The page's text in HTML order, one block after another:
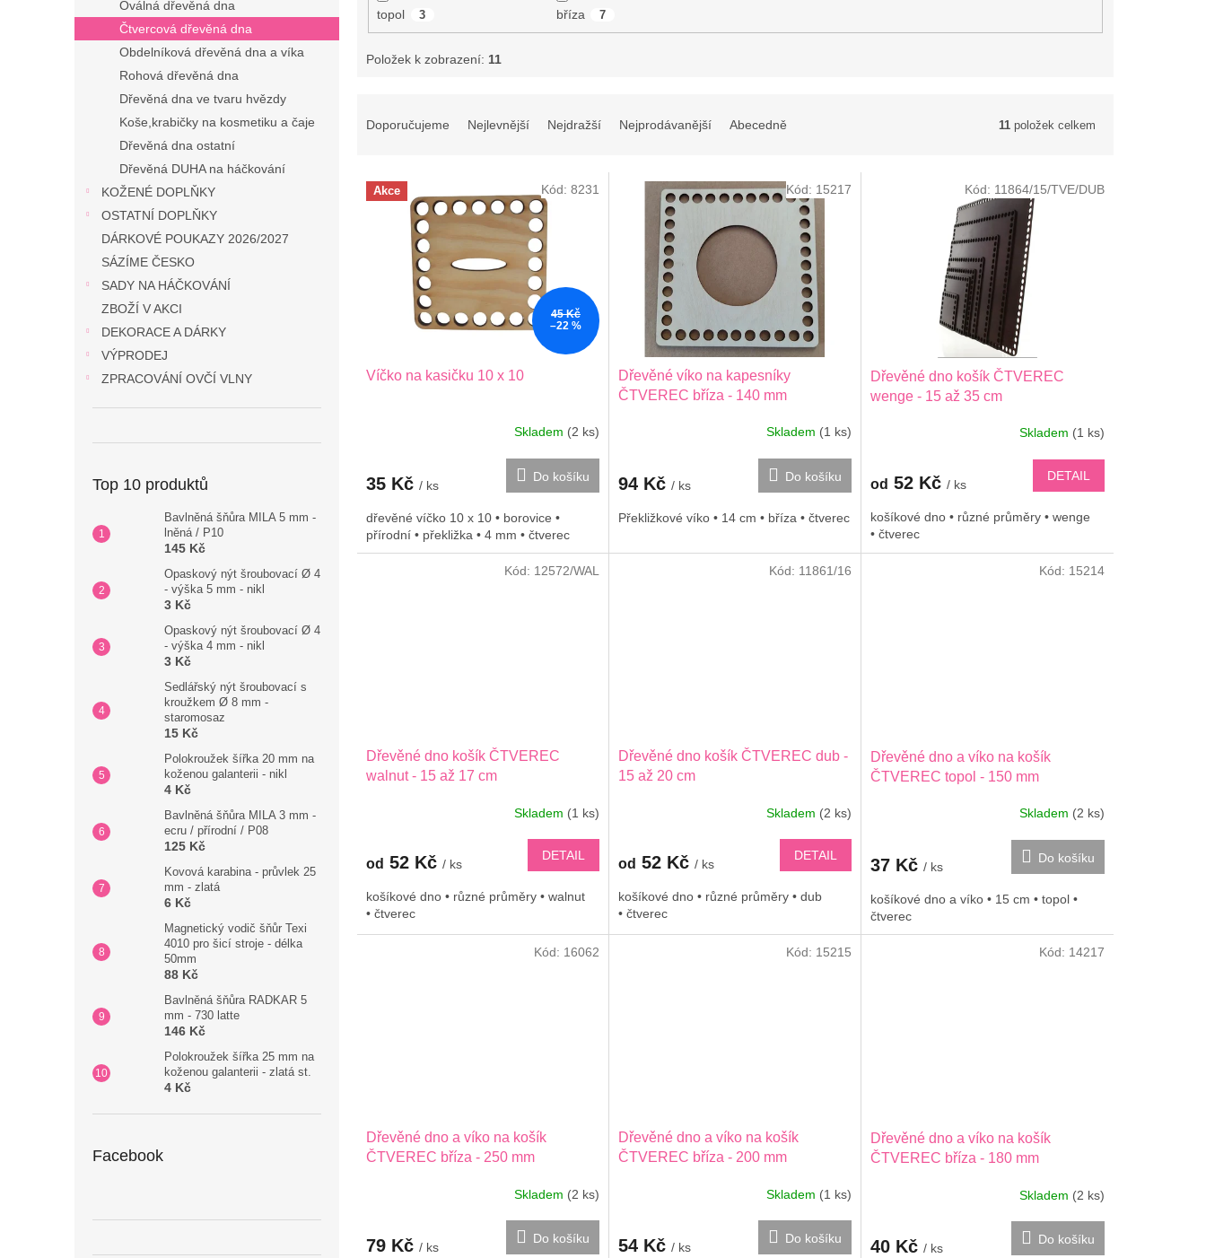
Oválná dřevěná dna
Čtvercová dřevěná dna
Obdelníková dřevěná dna a víka
Rohová dřevěná dna
Dřevěná dna ve tvaru hvězdy
Koše,krabičky na kosmetiku a čaje
Dřevěná dna ostatní
Dřevěná DUHA na háčkování
KOŽENÉ DOPLŇKY
OSTATNÍ DOPLŇKY
DÁRKOVÉ POUKAZY 2026/2027
SÁZÍME ČESKO
SADY NA HÁČKOVÁNÍ
ZBOŽÍ V AKCI
DEKORACE A DÁRKY
VÝPRODEJ
ZPRACOVÁNÍ OVČÍ VLNY
Top 10 produktů
Bavlněná šňůra MILA 5 mm -
lněná / P10
145 Kč
Opaskový nýt šroubovací Ø 4
- výška 5 mm - nikl
3 Kč
Opaskový nýt šroubovací Ø 4
- výška 4 mm - nikl
3 Kč
Sedlářský nýt šroubovací s
kroužkem Ø 8 mm -
staromosaz
15 Kč
Polokroužek šířka 20 mm na
koženou galanterii - nikl
4 Kč
Bavlněná šňůra MILA 3 mm -
ecru / přírodní / P08
125 Kč
Kovová karabina - průvlek 25
mm - zlatá
6 Kč
Magnetický vodič šňůr Texi
4010 pro šicí stroje - délka
50mm
88 Kč
Bavlněná šňůra RADKAR 5
mm - 730 latte
146 Kč
Polokroužek šířka 25 mm na
koženou galanterii - zlatá st.
4 Kč
Facebook
topol 3 bříza 7
Položek k zobrazení: 11
Doporučujeme Nejlevnější Nejdražší Nejprodávanější Abecedně 11 položek celkem
V Akce
45 Kč
–22 %
Víčko na kasičku 10 x 10
Skladem (2 ks)
35 Kč / ks
Do košíku
dřevěné víčko 10 x 10 • borovice •
přírodní • překližka • 4 mm • čtverec
Kód: 8231
Dřevěné víko na kapesníky
ČTVEREC bříza - 140 mm
Skladem (1 ks)
94 Kč / ks
Do košíku
Překližkové víko • 14 cm • bříza • čtverec
Kód: 15217
Dřevěné dno košík ČTVEREC
wenge - 15 až 35 cm
Skladem (1 ks)
od 52 Kč / ks
DETAIL
košíkové dno • různé průměry • wenge
• čtverec
Kód: 11864/15/TVE/DUB
Dřevěné dno košík ČTVEREC
walnut - 15 až 17 cm
Skladem (1 ks)
od 52 Kč / ks
DETAIL
košíkové dno • různé průměry • walnut
• čtverec
Kód: 12572/WAL
Dřevěné dno košík ČTVEREC dub -
15 až 20 cm
Skladem (2 ks)
od 52 Kč / ks
DETAIL
košíkové dno • různé průměry • dub
• čtverec
Kód: 11861/16
Dřevěné dno a víko na košík
ČTVEREC topol - 150 mm
Skladem (2 ks)
37 Kč / ks
Do košíku
košíkové dno a víko • 15 cm • topol •
čtverec
Kód: 15214
Dřevěné dno a víko na košík
ČTVEREC bříza - 250 mm
Skladem (2 ks)
79 Kč / ks
Do košíku
Kód: 16062
Dřevěné dno a víko na košík
ČTVEREC bříza - 200 mm
Skladem (1 ks)
54 Kč / ks
Do košíku
Kód: 15215
Dřevěné dno a víko na košík
ČTVEREC bříza - 180 mm
Skladem (2 ks)
40 Kč / ks
Do košíku
Kód: 14217